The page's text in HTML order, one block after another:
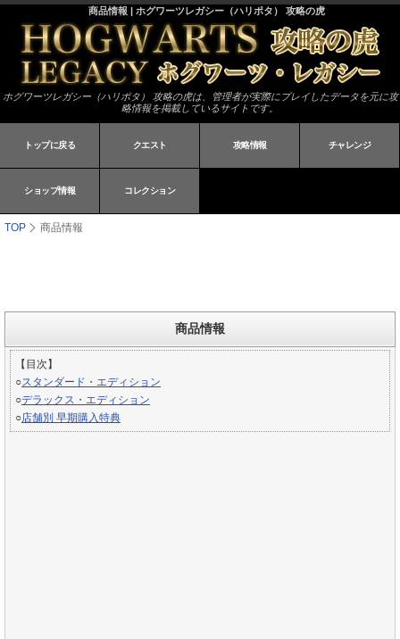
商品情報 | ホグワーツレガシー（ハリポタ） 攻略の虎
ホグワーツレガシー（ハリポタ） 攻略の虎は、管理者が実際にプレイしたデータを元に攻
略情報を掲載しているサイトです。
トップに戻る クエスト 攻略情報 チャレンジ
ショップ情報 コレクション
TOP 商品情報
商品情報
【目次】
○スタンダード・エディション
○デラックス・エディション
○店舗別 早期購入特典